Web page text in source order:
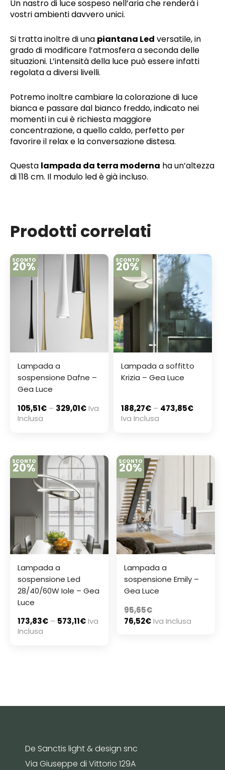
Un nastro di luce sospeso nell’aria che renderà i
vostri ambienti davvero unici.
Si tratta inoltre di una piantana Led versatile, in
grado di modificare l’atmosfera a seconda delle
situazioni. L’intensità della luce può essere infatti
regolata a diversi livelli.
Potremo inoltre cambiare la colorazione di luce
bianca e passare dal bianco freddo, indicato nei
momenti in cui è richiesta maggiore
concentrazione, a quello caldo, perfetto per
favorire il relax e la conversazione distesa.
Questa lampada da terra moderna ha un’altezza
di 118 cm. Il modulo led è già incluso.
Prodotti correlati
SCONTO
20%
Lampada a
sospensione Dafne –
Gea Luce
105,51€ – 329,01€Iva
Inclusa
SCONTO
20%
Lampada a soffitto
Krizia – Gea Luce
188,27€ – 473,85€
Iva Inclusa
SCONTO
20%
Lampada a
sospensione Led
28/40/60W Iole – Gea
Luce
173,83€ – 573,11€Iva
Inclusa
SCONTO
20%
Lampada a
sospensione Emily –
Gea Luce
95,65€
76,52€Iva Inclusa
De Sanctis light & design snc
Via Giuseppe di Vittorio 129A